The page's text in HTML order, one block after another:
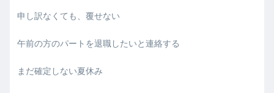
申し訳なくても、覆せない
午前の方のパートを退職したいと連絡する
まだ確定しない夏休み